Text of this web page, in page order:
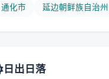
通化市 延边朝鲜族自治州
日出日落